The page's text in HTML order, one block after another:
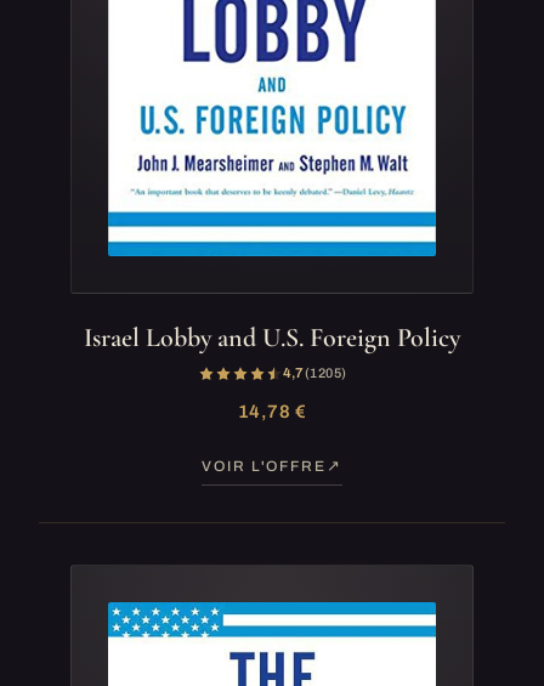
Israel Lobby and U.S. Foreign Policy
4,7(1 205)
14,78 €
VOIR L'OFFRE